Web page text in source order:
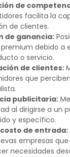
de
facilita la
de clientes.
de ganancia:
debido a
o servicio.
de clientes:
que
publicitaria:
al dirigirse a un
y específico.
de entrada:
empresas
necesidades